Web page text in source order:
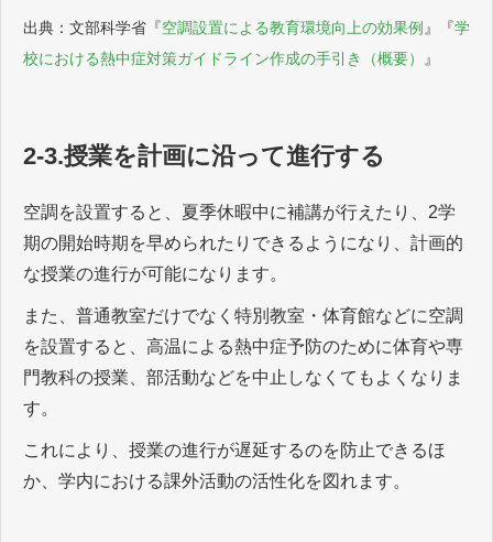
出典：文部科学省『空調設置による教育環境向上の効果例 』『学
校における熱中症対策ガイドライン作成の手引き（概要）
』
2-3.授業を計画に沿って進行する
空調を設置すると、夏季休暇中に補講が行えたり、2学
期の開始時期を早められたりできるようになり、計画的
な授業の進行が可能になります。
また、普通教室だけでなく特別教室・体育館などに空調
を設置すると、高温による熱中症予防のために体育や専
門教科の授業、部活動などを中止しなくてもよくなりま
す。
これにより、授業の進行が遅延するのを防止できるほ
か、学内における課外活動の活性化を図れます。